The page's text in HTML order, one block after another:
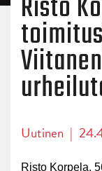
Viitanen
Uutinen |
Risto Korpela,